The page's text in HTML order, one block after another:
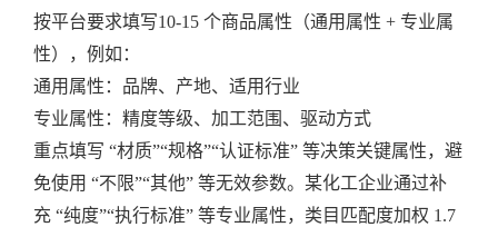
按平台要求填写10-15 个商品属性（通用属性 + 专业属
性），例如：
通用属性：品牌、产地、适用行业
专业属性：精度等级、加工范围、驱动方式
重点填写 “材质”“规格”“认证标准” 等决策关键属性，避
免使用 “不限”“其他” 等无效参数。某化工企业通过补
充 “纯度”“执行标准” 等专业属性，类目匹配度加权 1.7